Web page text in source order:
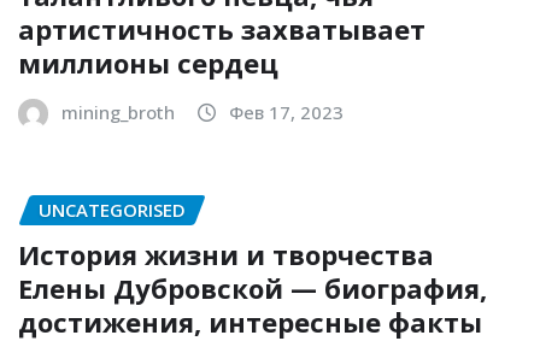
артистичность захватывает
миллионы сердец
mining_broth Фев 17, 2023
UNCATEGORISED
История жизни и творчества
Елены Дубровской — биография,
достижения, интересные факты